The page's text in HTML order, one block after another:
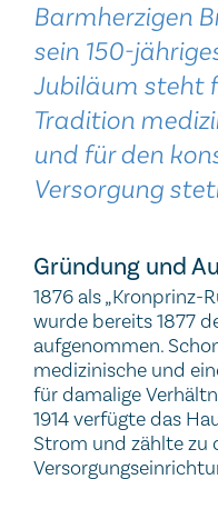
Barmherzigen
sein 150-
Jubiläum steht
Tradition
und für den
Versorgung
Gründung und
1876 als „Kronprinz-
wurde bereits 1877
aufgenommen.
medizinische und
für damalige
1914 verfügte das
Strom und zählte zu